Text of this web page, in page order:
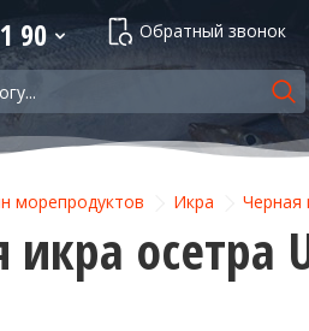
90 Обратный звонок
морепродуктов Икра Черная
икра осетра